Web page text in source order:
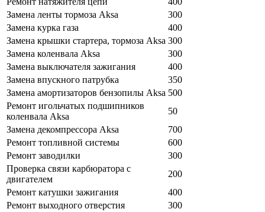
Замена ленты тормоза Aksa
300
Замена курка газа
400
Замена крышки стартера, тормоза Aksa 300
Замена коленвала Aksa
300
Замена выключателя зажигания
400
Замена впускного патрубка
350
Замена амортизаторов бензопилы Aksa 500
Ремонт игольчатых подшипников
коленвала Aksa
50
Замена декомпрессора Aksa
700
Ремонт топливной системы
600
Ремонт заводилки
300
Проверка связи карбюратора с
двигателем
200
Ремонт катушки зажигания
400
Ремонт выходного отверстия
300